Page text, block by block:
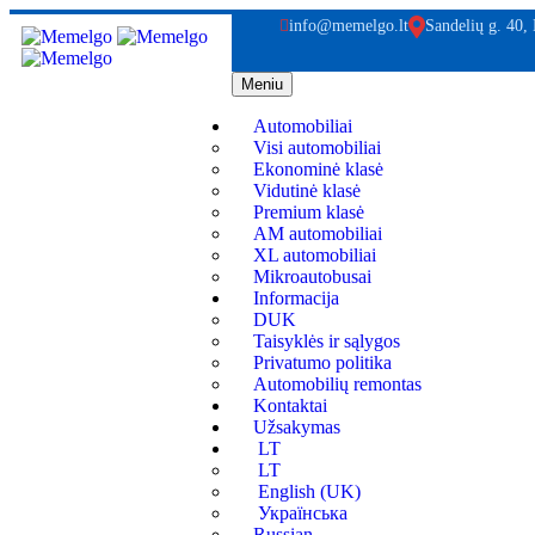
info@memelgo.lt Sandelių g. 40,
Meniu
Automobiliai
Visi automobiliai
Ekonominė klasė
Vidutinė klasė
Premium klasė
AM automobiliai
XL automobiliai
Mikroautobusai
Informacija
DUK
Taisyklės ir sąlygos
Privatumo politika
Automobilių remontas
Kontaktai
Užsakymas
LT
LT
English (UK)
Українська